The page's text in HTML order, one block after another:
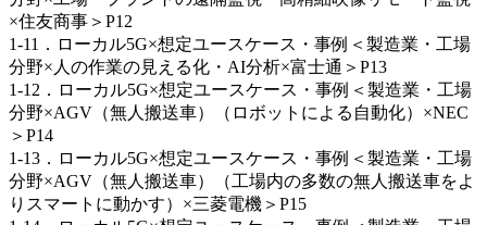
×住友商事＞P12
1-11．ローカル5G×想定ユースケース・事例＜製造業・工場
分野×人の作業の見える化・AI分析×富士通＞P13
1-12．ローカル5G×想定ユースケース・事例＜製造業・工場
分野×AGV（無人搬送車）（ロボットによる自動化）×NEC
＞P14
1-13．ローカル5G×想定ユースケース・事例＜製造業・工場
分野×AGV（無人搬送車）（工場内の多数の無人搬送車をよ
りスマートに動かす）×三菱電機＞P15